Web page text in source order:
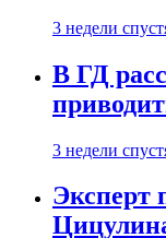
3 недели
В ГД
3 недели
Эксперт